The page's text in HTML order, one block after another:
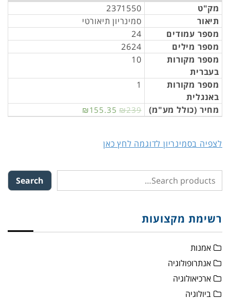
מק"ט
2371550
תיאור
סמינריון תיאורטי
מספר עמודים
24
מספר מילים
2624
מספר מקורות
בעברית
10
מספר מקורות
באנגלית
1
מחיר (כולל מע"מ) ₪155.35 ₪239
לצפיה בסמינריון לדוגמה לחץ כאן
Search
רשימת מקצועות
אמנות
אנתרופולוגיה
ארכיאולוגיה
ביולוגיה